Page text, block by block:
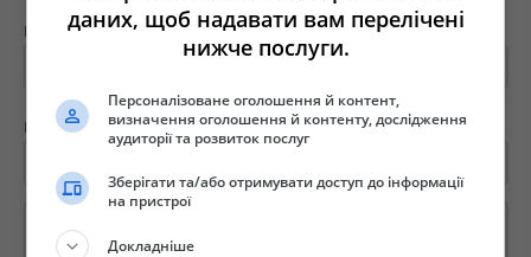
Имя твоего друга *
E-mail вашего друга *
даних, щоб надавати вам перелічені
нижче послуги.
Персоналізоване оголошення й контент,
визначення оголошення й контенту, дослідження
аудиторії та розвиток послуг
Зберігати та/або отримувати доступ до інформації
на пристрої
Докладніше